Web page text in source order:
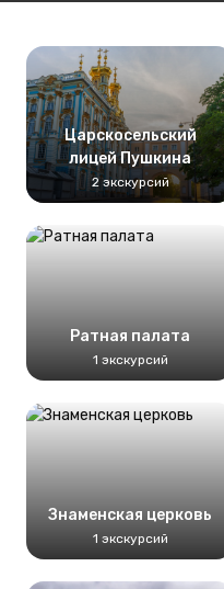
Царскосельский
лицей Пушкина
2 экскурсий
Ратная палата
1 экскурсий
Знаменская церковь
1 экскурсий